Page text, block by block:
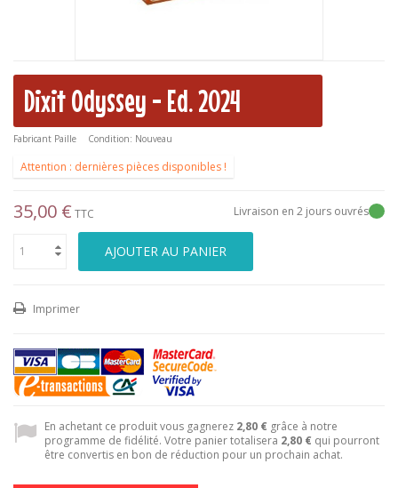
Dixit Odyssey - Ed. 2024
Fabricant Paille Condition: Nouveau
Attention : dernières pièces disponibles !
35,00 € TTC Livraison en 2 jours ouvrés
AJOUTER AU PANIER
Imprimer
En achetant ce produit vous gagnerez 2,80 € grâce à notre
programme de fidélité. Votre panier totalisera 2,80 € qui pourront
être convertis en bon de réduction pour un prochain achat.